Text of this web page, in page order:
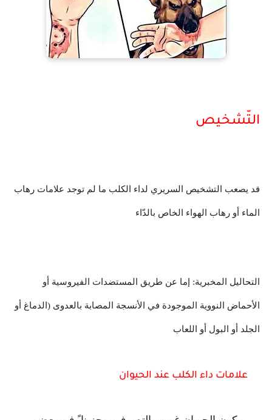
التّشخيص
قد يصعب التشخيص السريري لداء الكلب ما لم توجد علامات رهاب
الماء أو رهاب الهواء الخاص بالدّاء
التحاليل المخبرية: إما عن طريق المستضدات الفيروسية أو
الأحماض النووية الموجودة في الأنسجة المصابة بالعدوى (الدماغ أو
الجلد أو البول أو اللعاب
علامات داء الكلب عند الحيوان